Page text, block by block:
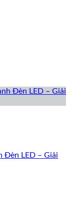
Đèn LED – Giải